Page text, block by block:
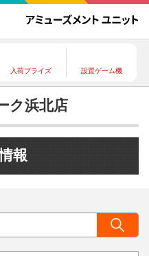
入荷プライズ 設置ゲーム機
ク浜北店
報